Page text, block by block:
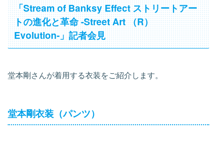
「Stream of Banksy Effect ストリートアー
トの進化と革命 -Street Art （R）
Evolution-」記者会見
堂本剛さんが着用する衣装をご紹介します。
堂本剛衣装（パンツ）